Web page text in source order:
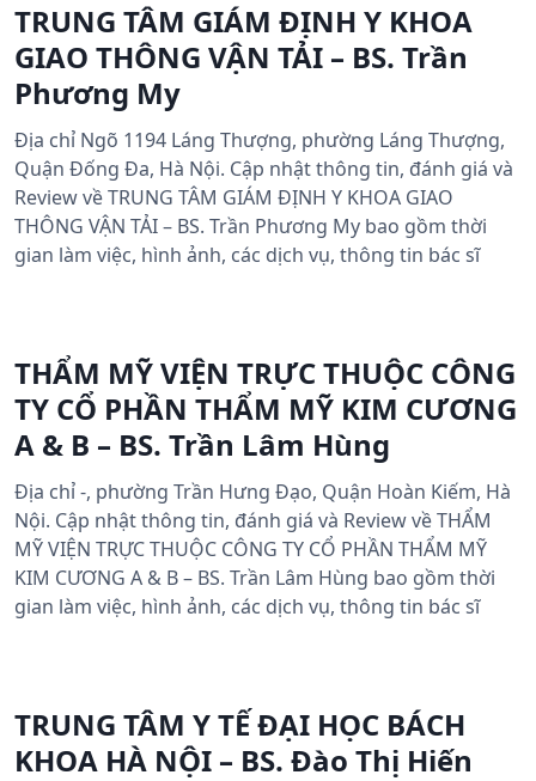
TRUNG TÂM GIÁM ĐỊNH Y KHOA
GIAO THÔNG VẬN TẢI – BS. Trần
Phương My
Địa chỉ Ngõ 1194 Láng Thượng, phường Láng Thượng,
Quận Đống Đa, Hà Nội. Cập nhật thông tin, đánh giá và
Review về TRUNG TÂM GIÁM ĐỊNH Y KHOA GIAO
THÔNG VẬN TẢI – BS. Trần Phương My bao gồm thời
gian làm việc, hình ảnh, các dịch vụ, thông tin bác sĩ
THẨM MỸ VIỆN TRỰC THUỘC CÔNG
TY CỔ PHẦN THẨM MỸ KIM CƯƠNG
A & B – BS. Trần Lâm Hùng
Địa chỉ -, phường Trần Hưng Đạo, Quận Hoàn Kiếm, Hà
Nội. Cập nhật thông tin, đánh giá và Review về THẨM
MỸ VIỆN TRỰC THUỘC CÔNG TY CỔ PHẦN THẨM MỸ
KIM CƯƠNG A & B – BS. Trần Lâm Hùng bao gồm thời
gian làm việc, hình ảnh, các dịch vụ, thông tin bác sĩ
TRUNG TÂM Y TẾ ĐẠI HỌC BÁCH
KHOA HÀ NỘI – BS. Đào Thị Hiến